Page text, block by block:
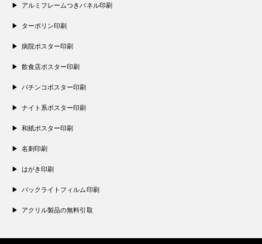
アルミフレームつきパネル印刷
ターポリン印刷
病院ポスター印刷
飲食店ポスター印刷
パチンコポスター印刷
ナイト系ポスター印刷
和紙ポスター印刷
名刺印刷
はがき印刷
バックライトフィルム印刷
アクリル製品の無料引取